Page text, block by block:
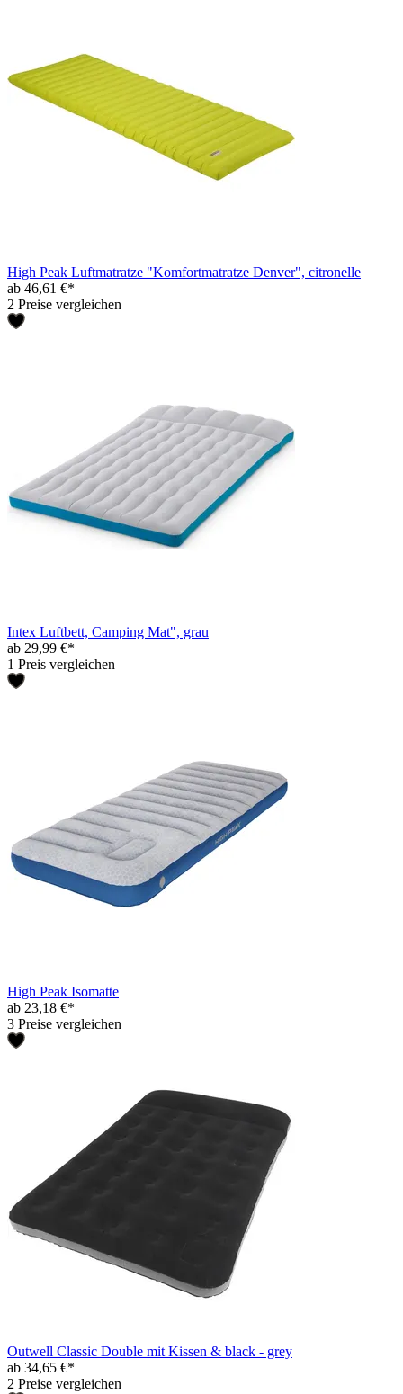
High Peak Luftmatratze "Komfortmatratze Denver", citronelle
ab 46,61 €*
2 Preise vergleichen
Intex Luftbett, Camping Mat", grau
ab 29,99 €*
1 Preis vergleichen
High Peak Isomatte
ab 23,18 €*
3 Preise vergleichen
Outwell Classic Double mit Kissen & black - grey
ab 34,65 €*
2 Preise vergleichen